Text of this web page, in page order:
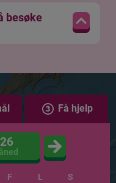
besøke
Få hjelp
F L S